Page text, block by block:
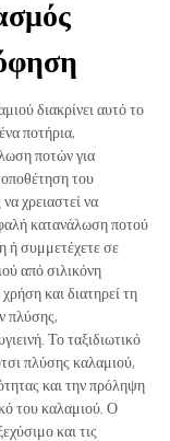
διακρίνει αυτό το
ποτήρια,
ποτών για
του
χρειαστεί να
κατανάλωση ποτού
ή συμμετέχετε σε
από σιλικόνη
και διατηρεί τη
πλύσης,
Το ταξιδιωτικό
πλύσης καλαμιού,
και την πρόληψη
του καλαμιού. Ο
και τις